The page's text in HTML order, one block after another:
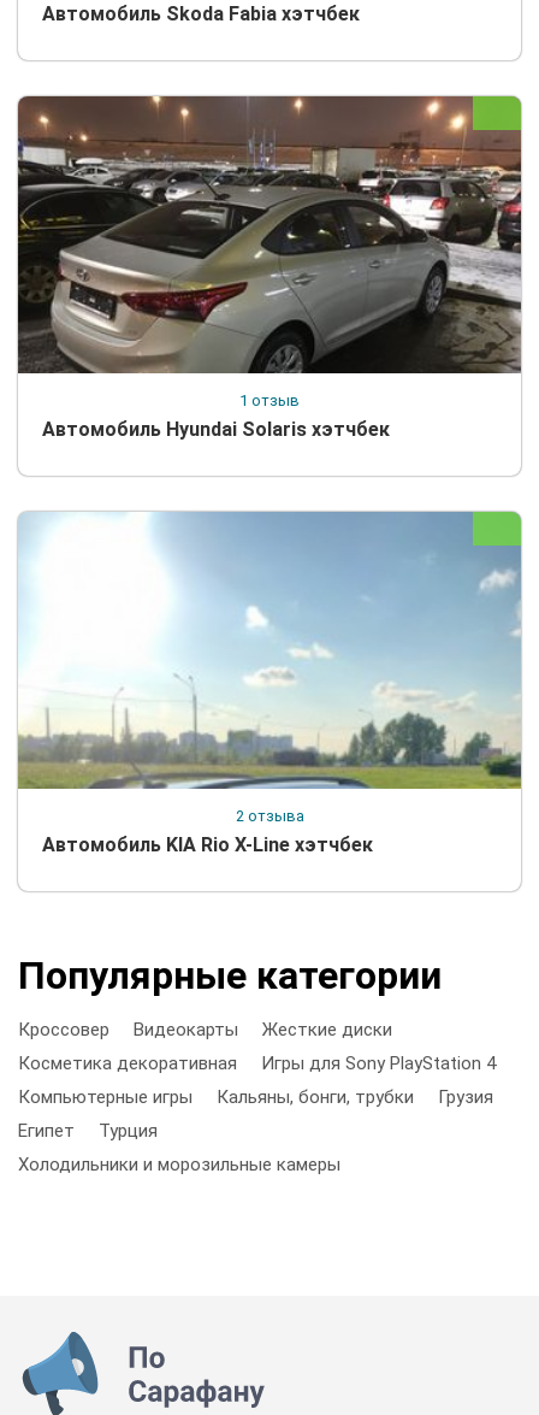
Автомобиль Skoda Fabia хэтчбек
1 отзыв
Автомобиль Hyundai Solaris хэтчбек
2 отзыва
Автомобиль KIA Rio X-Line хэтчбек
Популярные категории
Кроссовер Видеокарты
Жесткие диски
Косметика декоративная
Игры для Sony PlayStation 4
Компьютерные игры
Кальяны, бонги, трубки
Грузия
Египет
Турция
Холодильники и морозильные камеры